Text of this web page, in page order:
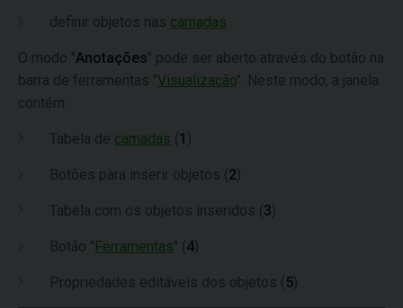
definir objetos nas camadas
O modo "Anotações" pode ser aberto através do botão na
barra de ferramentas "Visualização". Neste modo, a janela
contém:
Tabela de camadas ( 1 )
Botões para inserir objetos ( 2)
Tabela com os objetos inseridos ( 3)
Botão "Ferramentas" ( 4)
Propriedades editáveis dos objetos ( 5)